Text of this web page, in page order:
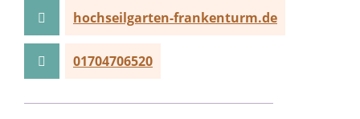
hochseilgarten-frankenturm.de
01704706520